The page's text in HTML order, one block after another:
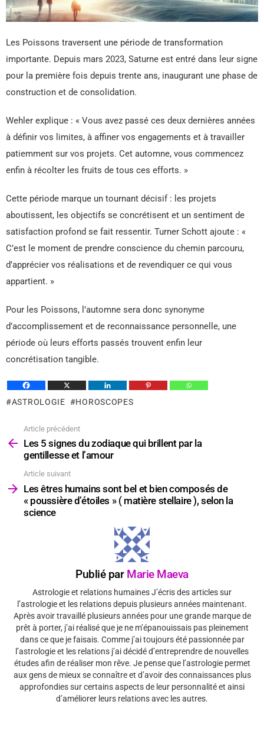
Les Poissons traversent une période de transformation
importante. Depuis mars 2023, Saturne est entré dans leur signe
pour la première fois depuis trente ans, inaugurant une phase de
construction et de consolidation.
Wehler explique : « Vous avez passé ces deux dernières années
à définir vos limites, à affiner vos engagements et à travailler
patiemment sur vos projets. Cet automne, vous commencez
enfin à récolter les fruits de tous ces efforts. »
Cette période marque un tournant décisif : les projets
aboutissent, les objectifs se concrétisent et un sentiment de
satisfaction profond se fait ressentir. Turner Schott ajoute : «
C’est le moment de prendre conscience du chemin parcouru,
d’apprécier vos réalisations et de revendiquer ce qui vous
appartient. »
Pour les Poissons, l’automne sera donc synonyme
d’accomplissement et de reconnaissance personnelle, une
période où leurs efforts passés trouvent enfin leur
concrétisation tangible.
ASTROLOGIE HOROSCOPES
plus
Article précédent
Les 5 signes du zodiaque qui brillent par la
gentillesse et l’amour
Article suivant
Les êtres humains sont bel et bien composés de
« poussière d’étoiles » ( matière stellaire ), selon la
science
Publié par Marie Maeva
Astrologie et relations humaines J’écris des articles sur
l’astrologie et les relations depuis plusieurs années maintenant.
Après avoir travaillé plusieurs années pour une grande marque de
prêt à porter, j’ai réalisé que je ne m’épanouissais pas pleinement
dans ce que je faisais. Comme j’ai toujours été passionnée par
l’astrologie et les relations j’ai décidé d’entreprendre de nouvelles
études afin de réaliser mon rêve. Je pense que l’astrologie permet
aux gens de mieux se connaître et d’avoir des connaissances plus
approfondies sur certains aspects de leur personnalité et ainsi
d’améliorer leurs relations avec les autres.